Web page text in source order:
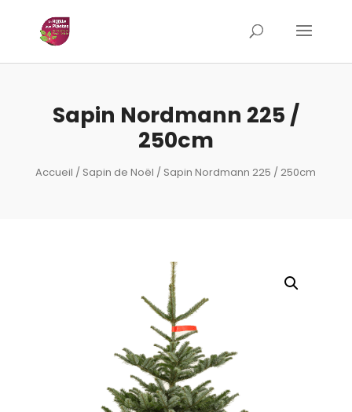
Sapin Nordmann 225 /
250cm
Accueil / Sapin de Noël / Sapin Nordmann 225 / 250cm